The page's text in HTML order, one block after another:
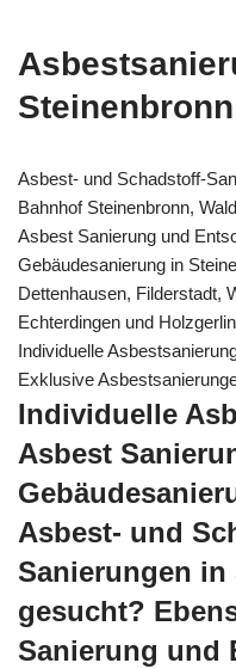
Steinenbronn
Asbest- und Schadstoff-
Bahnhof Steinenbronn,
Asbest Sanierung und
Gebäudesanierung in
Dettenhausen, Filderstadt,
Echterdingen und
Individuelle
Exklusive
Individuelle
Asbest
Asbest- und
Sanierungen
gesucht?
Sanierung und